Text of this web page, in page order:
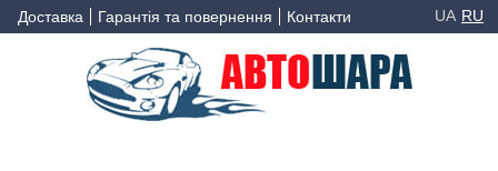
Доставка Гарантія та повернення Контакти UA RU